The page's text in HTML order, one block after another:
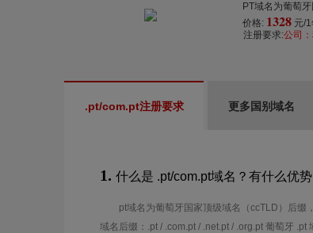
PT域名为葡萄
价格: 1328 元/
注册要求:公司
.pt/com.pt注册要求 更多国别域名
1. 什么是 .pt/com.pt域名？有什么优势
pt域名为葡萄牙国家顶级域名（ccTLD）后
域名后缀：.pt / .com.pt / .net.pt / .org.pt 葡萄牙